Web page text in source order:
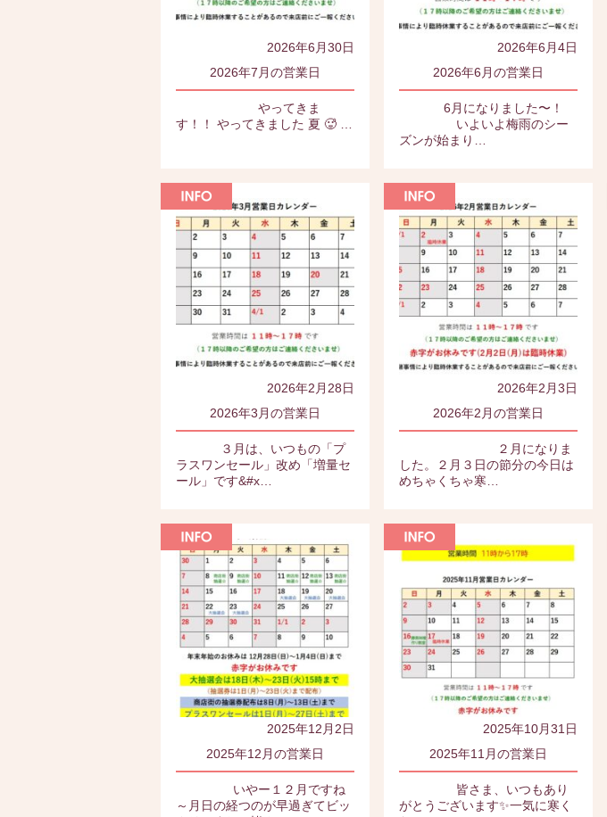
2026年6月30日
2026年7月の営業日
やってきま
す！！ やってきました 夏 🥵 …
2026年6月4日
2026年6月の営業日
6月になりました〜！
いよいよ梅雨のシー
ズンが始まり…
2026年2月28日
2026年3月の営業日
３月は、いつもの「プ
ラスワンセール」改め「増量セ
ール」です&#x…
2026年2月3日
2026年2月の営業日
２月になりま
した。２月３日の節分の今日は
めちゃくちゃ寒…
2025年12月2日
2025年12月の営業日
いやー１２月ですね
～月日の経つのが早過ぎてビッ
2025年10月31日
2025年11月の営業日
皆さま、いつもあり
がとうございます✨一気に寒く